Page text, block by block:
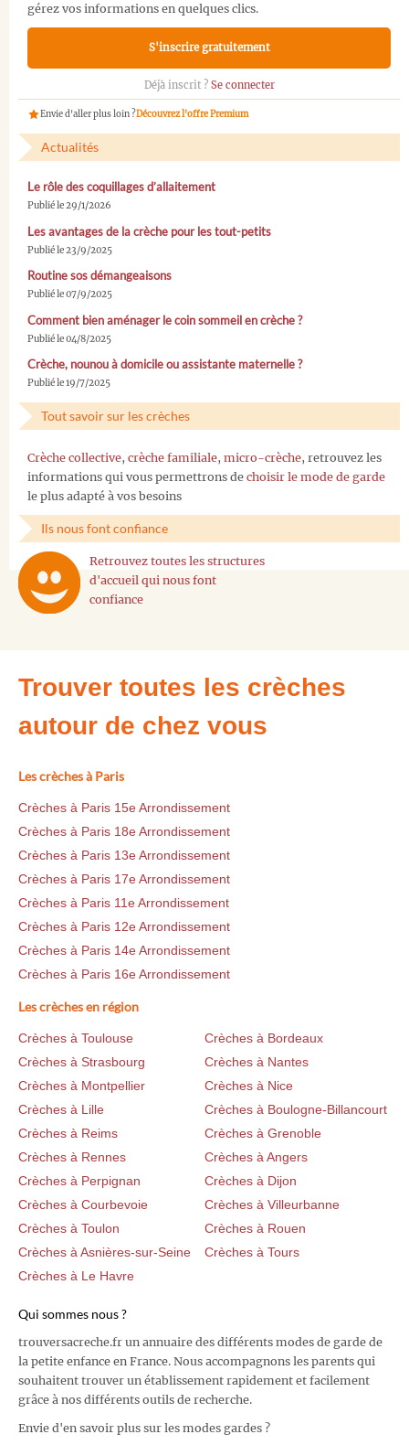
gérez vos informations en quelques clics.
S'inscrire gratuitement
Déjà inscrit ? Se connecter
Envie d'aller plus loin ?Découvrez l'offre Premium
Actualités
Le rôle des coquillages d’allaitement
Publié le 29/1/2026
Les avantages de la crèche pour les tout-petits
Publié le 23/9/2025
Routine sos démangeaisons
Publié le 07/9/2025
Comment bien aménager le coin sommeil en crèche ?
Publié le 04/8/2025
Crèche, nounou à domicile ou assistante maternelle ?
Publié le 19/7/2025
Tout savoir sur les crèches
Crèche collective, crèche familiale, micro-crèche, retrouvez les
informations qui vous permettrons de choisir le mode de garde
le plus adapté à vos besoins
Ils nous font confiance
Retrouvez toutes les structures
d'accueil qui nous font
confiance
Trouver toutes les crèches
autour de chez vous
Les crèches à Paris
Crèches à Paris 15e Arrondissement
Crèches à Paris 18e Arrondissement
Crèches à Paris 13e Arrondissement
Crèches à Paris 17e Arrondissement
Crèches à Paris 11e Arrondissement
Crèches à Paris 12e Arrondissement
Crèches à Paris 14e Arrondissement
Crèches à Paris 16e Arrondissement
Les crèches en région
Crèches à Toulouse
Crèches à Bordeaux
Crèches à Strasbourg
Crèches à Nantes
Crèches à Montpellier
Crèches à Nice
Crèches à Lille
Crèches à Boulogne-Billancourt
Crèches à Reims
Crèches à Grenoble
Crèches à Rennes
Crèches à Angers
Crèches à Perpignan
Crèches à Dijon
Crèches à Courbevoie
Crèches à Villeurbanne
Crèches à Toulon
Crèches à Rouen
Crèches à Asnières-sur-Seine
Crèches à Tours
Crèches à Le Havre
Qui sommes nous ?
trouversacreche.fr un annuaire des différents modes de garde de
la petite enfance en France. Nous accompagnons les parents qui
souhaitent trouver un établissement rapidement et facilement
grâce à nos différents outils de recherche.
Envie d'en savoir plus sur les modes gardes ?